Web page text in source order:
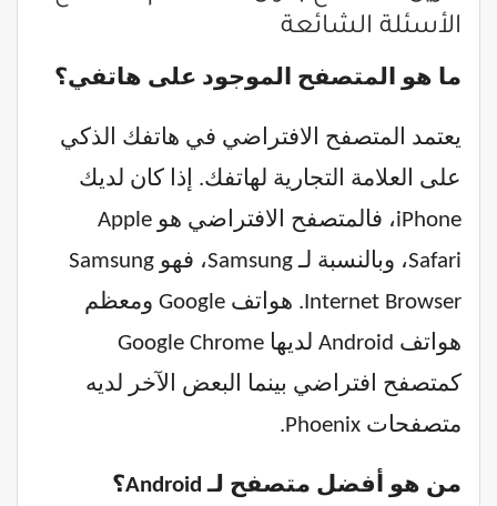
الأسئلة الشائعة
ما هو المتصفح الموجود على هاتفي؟
يعتمد المتصفح الافتراضي في هاتفك الذكي
على العلامة التجارية لهاتفك. إذا كان لديك
iPhone، فالمتصفح الافتراضي هو Apple
Safari، وبالنسبة لـ Samsung، فهو Samsung
Internet Browser. هواتف Google ومعظم
هواتف Android لديها Google Chrome
كمتصفح افتراضي بينما البعض الآخر لديه
متصفحات Phoenix.
من هو أفضل متصفح لـ Android؟